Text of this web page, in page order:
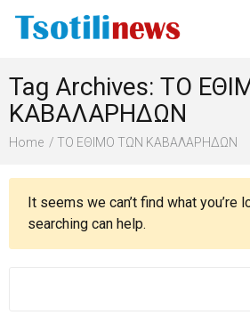
Γίνεται Μέλος
Tag Archives: ΤΟ
ΚΑΒΑΛΑΡΗΔΩΝ
Home ΤΟ ΕΘΙΜΟ ΤΩΝ ΚΑΒΑΛΑΡΗΔΩΝ
It seems we can’t find what you’re
searching can help.